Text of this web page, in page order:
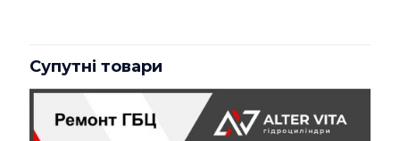
RE45426, RE42741, RE58516,
RE57750, SE501576, SE501591”
Ваша e-mail адреса не оприлюднюватиметься.
Супутні товари